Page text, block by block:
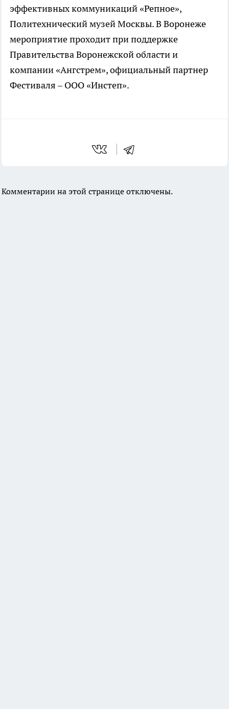
эффективных коммуникаций «Репное»,
Политехнический музей Москвы. В Воронеже
мероприятие проходит при поддержке
Правительства Воронежской области и
компании «Ангстрем», официальный партнер
Фестиваля – ООО «Инстеп».
Комментарии на этой странице отключены.